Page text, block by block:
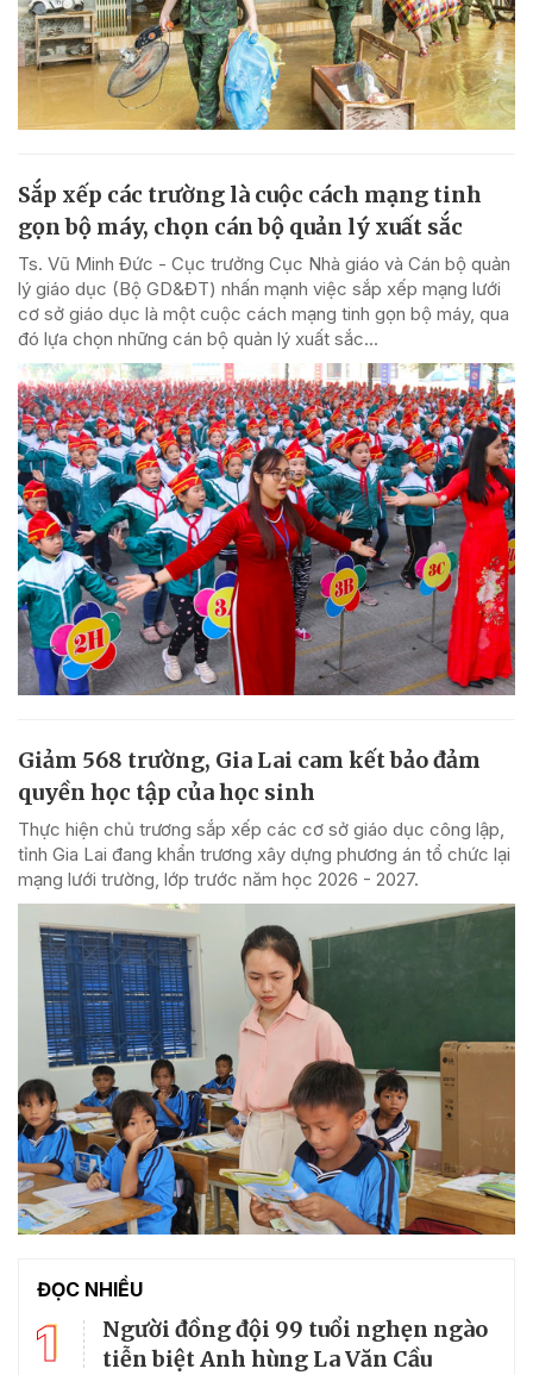
Sắp xếp các trường là cuộc cách mạng tinh
gọn bộ máy, chọn cán bộ quản lý xuất sắc
Ts. Vũ Minh Đức - Cục trưởng Cục Nhà giáo và Cán bộ quản
lý giáo dục (Bộ GD&ĐT) nhấn mạnh việc sắp xếp mạng lưới
cơ sở giáo dục là một cuộc cách mạng tinh gọn bộ máy, qua
đó lựa chọn những cán bộ quản lý xuất sắc...
Giảm 568 trường, Gia Lai cam kết bảo đảm
quyền học tập của học sinh
Thực hiện chủ trương sắp xếp các cơ sở giáo dục công lập,
tỉnh Gia Lai đang khẩn trương xây dựng phương án tổ chức lại
mạng lưới trường, lớp trước năm học 2026 - 2027.
ĐỌC NHIỀU
1
Người đồng đội 99 tuổi nghẹn ngào
tiễn biệt Anh hùng La Văn Cầu